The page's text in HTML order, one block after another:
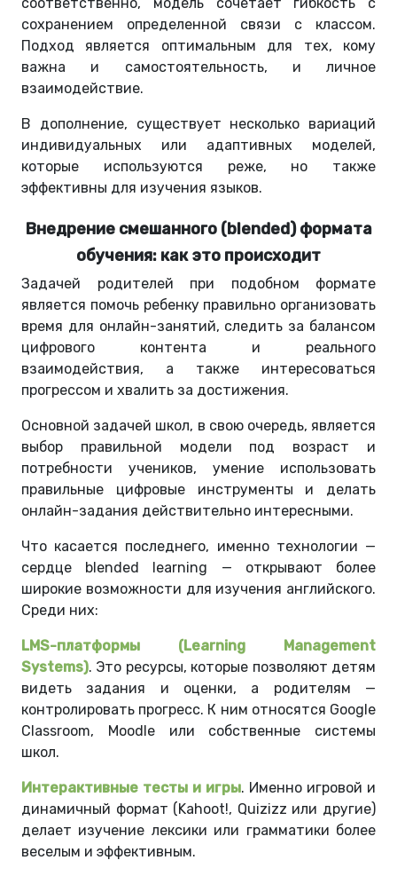
сохранением определенной связи с классом.
Подход является оптимальным для тех, кому
важна и самостоятельность, и личное
взаимодействие.
В дополнение, существует несколько вариаций
индивидуальных или адаптивных моделей,
которые используются реже, но также
эффективны для изучения языков.
Внедрение смешанного (blended) формата
обучения: как это происходит
Задачей родителей при подобном формате
является помочь ребенку правильно организовать
время для онлайн-занятий, следить за балансом
цифрового контента и реального
взаимодействия, а также интересоваться
прогрессом и хвалить за достижения.
Основной задачей школ, в свою очередь, является
выбор правильной модели под возраст и
потребности учеников, умение использовать
правильные цифровые инструменты и делать
онлайн-задания действительно интересными.
Что касается последнего, именно технологии —
сердце blended learning — открывают более
широкие возможности для изучения английского.
Среди них:
LMS-платформы (Learning Management
Systems). Это ресурсы, которые позволяют детям
видеть задания и оценки, а родителям —
контролировать прогресс. К ним относятся Google
Classroom, Moodle или собственные системы
школ.
Интерактивные тесты и игры. Именно игровой и
динамичный формат (Kahoot!, Quizizz или другие)
делает изучение лексики или грамматики более
веселым и эффективным.